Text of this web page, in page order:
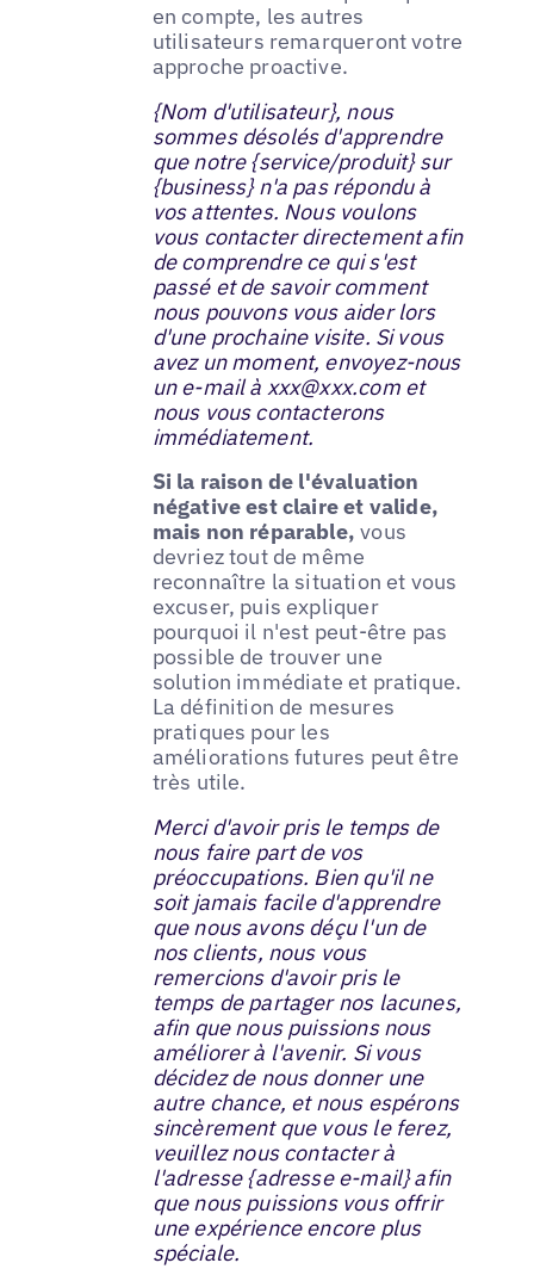
en compte, les autres
utilisateurs remarqueront votre
approche proactive.
{Nom d'utilisateur}, nous
sommes désolés d'apprendre
que notre {service/produit} sur
{business} n'a pas répondu à
vos attentes. Nous voulons
vous contacter directement afin
de comprendre ce qui s'est
passé et de savoir comment
nous pouvons vous aider lors
d'une prochaine visite. Si vous
avez un moment, envoyez-nous
un e-mail à xxx@xxx.com et
nous vous contacterons
immédiatement.
Si la raison de l'évaluation
négative est claire et valide,
mais non réparable, vous
devriez tout de même
reconnaître la situation et vous
excuser, puis expliquer
pourquoi il n'est peut-être pas
possible de trouver une
solution immédiate et pratique.
La définition de mesures
pratiques pour les
améliorations futures peut être
très utile.
Merci d'avoir pris le temps de
nous faire part de vos
préoccupations. Bien qu'il ne
soit jamais facile d'apprendre
que nous avons déçu l'un de
nos clients, nous vous
remercions d'avoir pris le
temps de partager nos lacunes,
afin que nous puissions nous
améliorer à l'avenir. Si vous
décidez de nous donner une
autre chance, et nous espérons
sincèrement que vous le ferez,
veuillez nous contacter à
l'adresse {adresse e-mail} afin
que nous puissions vous offrir
une expérience encore plus
spéciale.